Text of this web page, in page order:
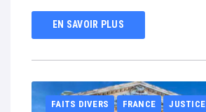
EN SAVOIR PLUS
FAITS DIVERS FRANCE JUSTICE